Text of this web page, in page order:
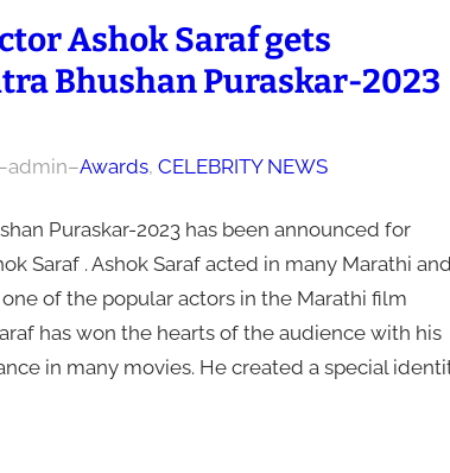
Ashok Saraf gets
Bhushan Puraskar-2023
admin–Awards, CELEBRITY NEWS
Puraskar-2023 has been announced for
Saraf . Ashok Saraf acted in many Marathi
of the popular actors in the Marathi film
has won the hearts of the audience with his
in many movies. He created a special